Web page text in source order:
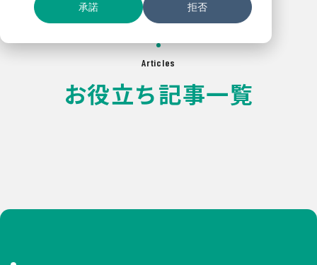
承諾 拒否
Articles
お役立ち記事一覧